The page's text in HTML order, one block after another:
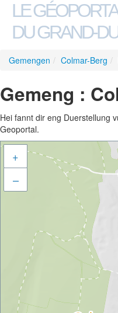
LE
DU GRAND-
Gemengen / Colmar-Berg /
Gemeng :
Hei fannt dir eng Duerstellung
Geoportal.
+
–